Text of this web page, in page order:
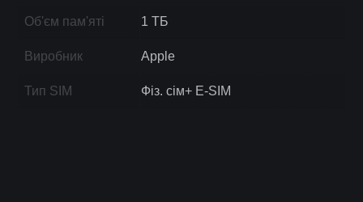
Об'єм пам'яті 1 ТБ
Виробник Apple
Тип SIM Фіз. сім+ E-SIM